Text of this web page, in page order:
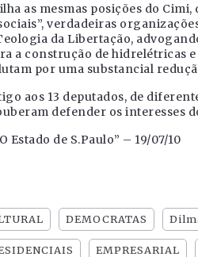
as mesmas posições do
verdadeiras
da Libertação,
a construção de hidrelétricas
lutam por uma substancial
aos 13 deputados, de
defender os interesses
Estado de S.Paulo” – 19/07/10
DEMOCRATAS
EMPRESARIAL